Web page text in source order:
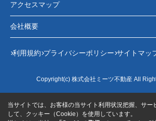
アクセスマップ
会社概要
利用規約 プライバシーポリシー サイトマッ
Copyright(c) 株式会社ミーツ不動産 All
当サイトでは、お客様の当サイト利用状況把握、サー
して、クッキー（Cookie）を使用しています。